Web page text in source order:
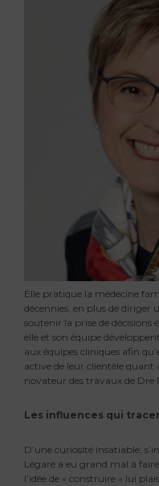
Elle pratique la médecine
décennies, en plus de
soutenir la prise de décisions
elle et son équipe
aux équipes cliniques afin
active de leur clientèle quant
novateur des travaux de
Les influences qui
D’une curiosité insatiable,
Légaré a eu grand mal à
l’idée de « construire » lui